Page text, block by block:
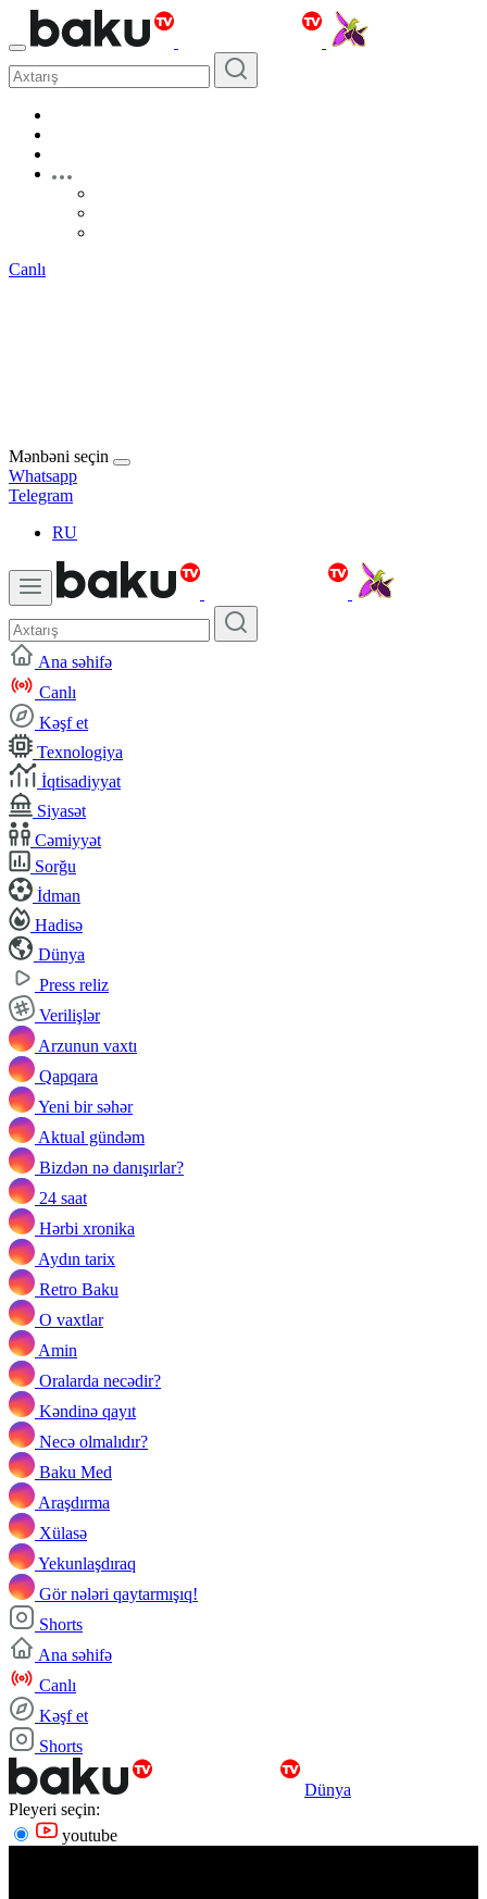
Canlı
Mənbəni seçin
Whatsapp
Telegram
RU
Ana səhifə
Canlı
Kəşf et
Texnologiya
İqtisadiyyat
Siyasət
Cəmiyyət
Sorğu
İdman
Hadisə
Dünya
Press reliz
Verilişlər
Arzunun vaxtı
Qapqara
Yeni bir səhər
Aktual gündəm
Bizdən nə danışırlar?
24 saat
Hərbi xronika
Aydın tarix
Retro Baku
O vaxtlar
Amin
Oralarda necədir?
Kəndinə qayıt
Necə olmalıdır?
Baku Med
Araşdırma
Xülasə
Yekunlaşdıraq
Gör nələri qaytarmışıq!
Shorts
Ana səhifə
Canlı
Kəşf et
Shorts
Dünya
Pleyeri seçin:
youtube